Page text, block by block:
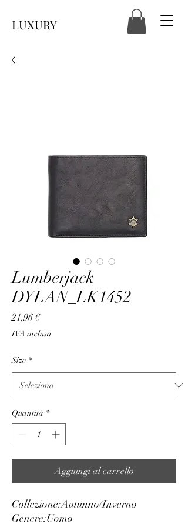
LUXURY
Lumberjack
DYLAN_LK1452
21,96 €Prezzo
IVA inclusa
Size *
Quantità *
Aggiungi al carrello
Collezione:Autunno/Inverno
Genere:Uomo